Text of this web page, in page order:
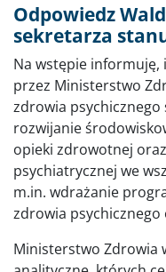
Odpowiedz
sekretarza
Na wstępie
przez Ministerstwo
zdrowia psychicznego
rozwijanie
opieki zdrowotnej
psychiatrycznej we
m.in. wdrażanie
zdrowia psychicznego
Ministerstwo Zdrowia